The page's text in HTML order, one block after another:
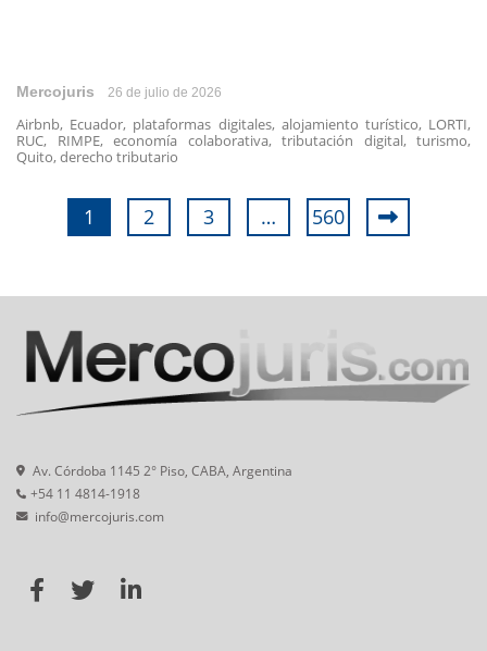
Mercojuris 26 de julio de 2026
Airbnb, Ecuador, plataformas digitales, alojamiento turístico, LORTI,
RUC, RIMPE, economía colaborativa, tributación digital, turismo,
Quito, derecho tributario
1 2 3 … 560
Av. Córdoba 1145 2° Piso, CABA, Argentina
+54 11 4814-1918
info@mercojuris.com